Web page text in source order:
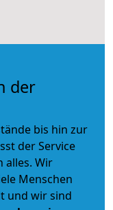
der
bis hin zur
der Service
alles. Wir
Menschen
und wir sind